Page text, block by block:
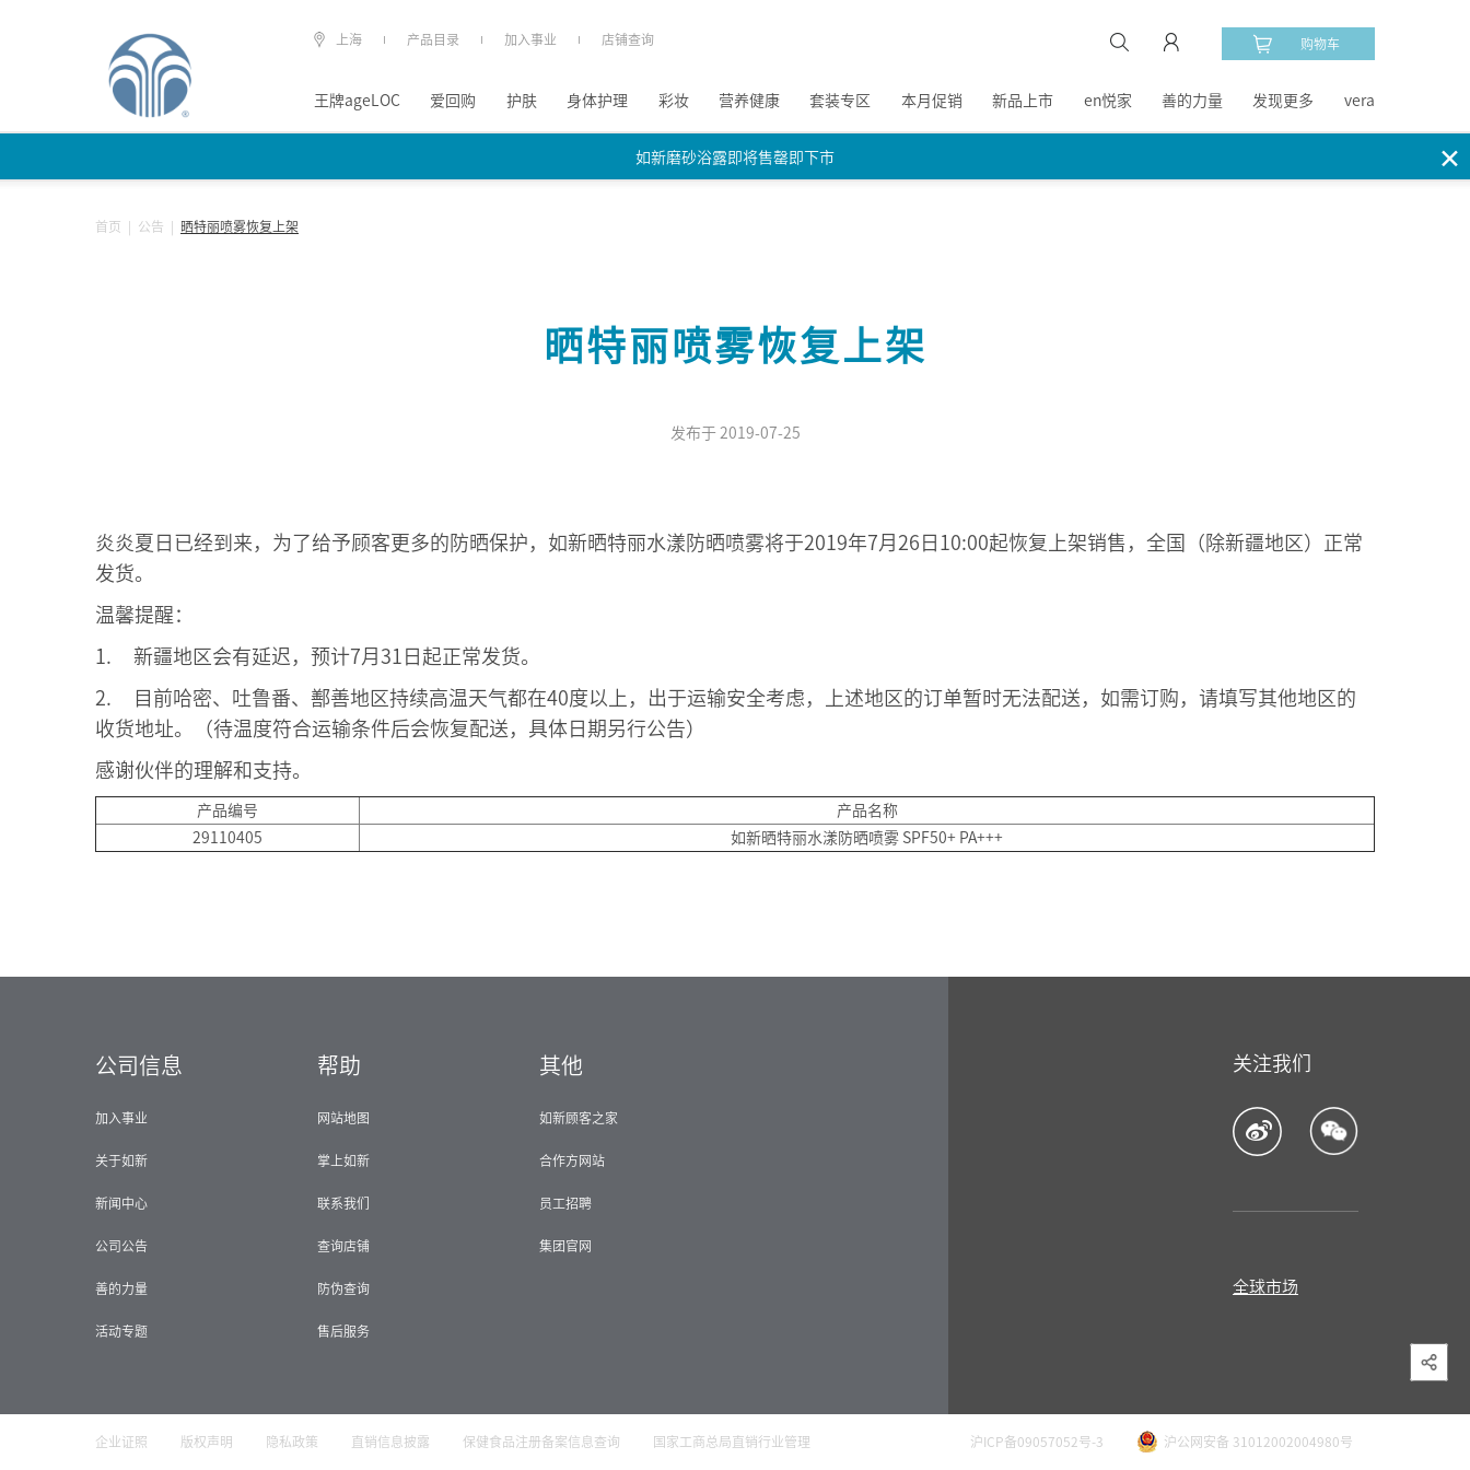
上海 产品目录 加入事业 店铺查询 购物车
王牌ageLOC 爱回购 护肤 身体护理 彩妆 营养健康 套装专区 本月促销 新品上市 en悦家 善的力量 发现更多 vera
✕
如新磨砂浴露即将售罄即下市
如新磨砂浴露即将售罄即下市
首页 公告 晒特丽喷雾恢复上架
晒特丽喷雾恢复上架
发布于 2019-07-25
炎炎夏日已经到来，为了给予顾客更多的防晒保护，如新晒特丽水漾防晒喷雾将于2019年7月26日10:00起恢复上架销售，全国（除新疆地区）正常
发货。
温馨提醒：
1. 新疆地区会有延迟，预计7月31日起正常发货。
2. 目前哈密、吐鲁番、鄯善地区持续高温天气都在40度以上，出于运输安全考虑，上述地区的订单暂时无法配送，如需订购，请填写其他地区的
收货地址。（待温度符合运输条件后会恢复配送，具体日期另行公告）
感谢伙伴的理解和支持。
产品编号
产品名称
29110405
如新晒特丽水漾防晒喷雾 SPF50+ PA+++
公司信息
加入事业
关于如新
新闻中心
公司公告
善的力量
活动专题
帮助
网站地图
掌上如新
联系我们
查询店铺
防伪查询
售后服务
其他
如新顾客之家
合作方网站
员工招聘
集团官网
关注我们
全球市场
企业证照 版权声明 隐私政策 直销信息披露 保健食品注册备案信息查询 国家工商总局直销行业管理 沪ICP备09057052号-3 沪公网安备 31012002004980号